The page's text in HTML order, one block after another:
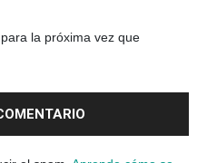
la próxima vez que